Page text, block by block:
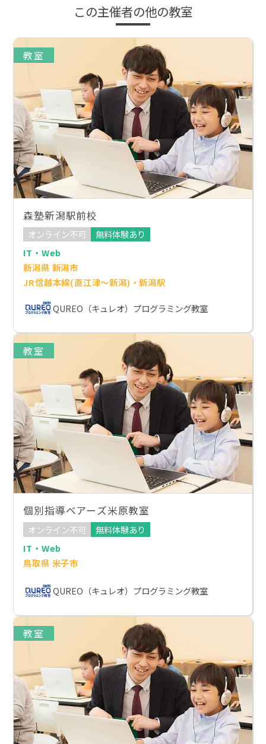
この主催者の他の教室
教室
森塾新潟駅前校
オンライン不可
無料体験あり
IT・Web
新潟県 新潟市
JR信越本線(直江津～新潟)・新潟駅
QUREO（キュレオ）プログラミング教室
教室
個別指導ベアーズ米原教室
オンライン不可
無料体験あり
IT・Web
鳥取県 米子市
QUREO（キュレオ）プログラミング教室
教室